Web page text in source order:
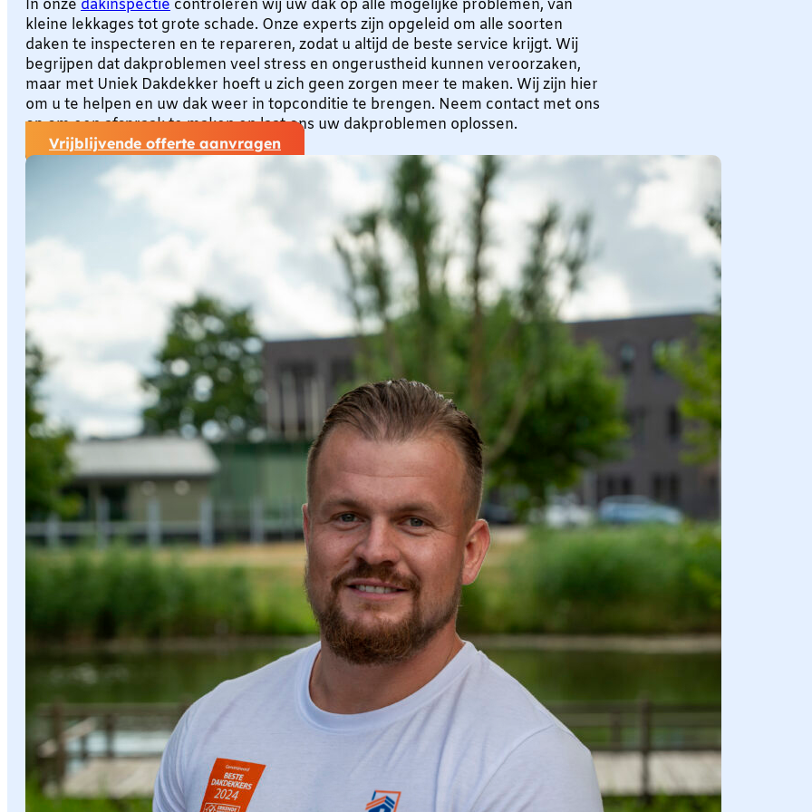
In onze dakinspectie controleren wij uw dak op alle mogelijke problemen, van
kleine lekkages tot grote schade. Onze experts zijn opgeleid om alle soorten
daken te inspecteren en te repareren, zodat u altijd de beste service krijgt. Wij
begrijpen dat dakproblemen veel stress en ongerustheid kunnen veroorzaken,
maar met Uniek Dakdekker hoeft u zich geen zorgen meer te maken. Wij zijn hier
om u te helpen en uw dak weer in topconditie te brengen. Neem contact met ons
op om een afspraak te maken en laat ons uw dakproblemen oplossen.
Vrijblijvende offerte aanvragen